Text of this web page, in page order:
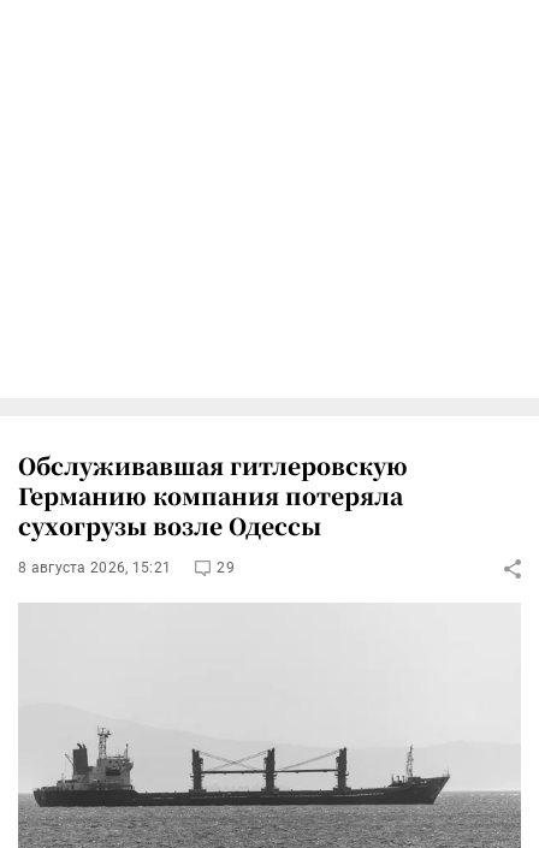
Обслуживавшая гитлеровскую
Германию компания потеряла
сухогрузы возле Одессы
8 августа 2026, 15:21 29